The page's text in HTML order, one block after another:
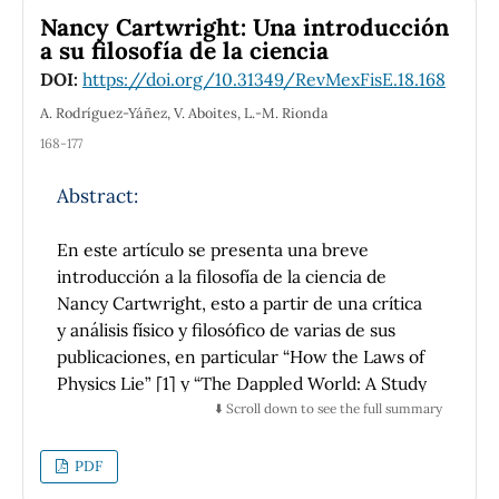
para incursionar en las nuevas rutas de la
astronomía propuestas por el grupo
hegemónico francés, y no a una política
científica de estado.
propuso un modelo propio, opinó sobre los
límites de la ciencia para comprender su
naturaleza y señaló misterios, algunos sin
respuesta todavía. Dimas Rangel realizó un
experimento para reproducir ―por primera
sobre algunas explicaciones científicas y
ciertas piezas de un gran rompecabezas,
imposible de armar en esa época. A través de
las primeras publicaciones y debido a sus
diferencias se originó una polémica sobre la
naturaleza de este meteoro que contribuyó a
que la astronomía novohispana brillara a nivel
local e internacional. La aurora fue observada
Polonia, San Petersburgo, Norteamérica
(Salem, Hingham, Hamden y Cambridge) y
Nancy Cartwright: Una introducción
a su filosofía de la ciencia
DOI: https://doi.org/10.31349/RevMexFisE.18.168
A. Rodríguez-Yáñez, V. Aboites, L.-M. Rionda
168-177
Abstract:
En este artículo se presenta una breve
introducción a la filosofía de la ciencia de
Nancy Cartwright, esto a partir de una crítica
y análisis físico y filosófico de varias de sus
publicaciones, en particular “How the Laws of
Physics Lie” [1] y “The Dappled World: A Study
of the Boundaries of Science” [2]. Nancy
controversial de muchas de sus posturas
filosóficas; en especial sus ideas sobre leyes,
⬇️ Scroll down to see the full summary
PDF